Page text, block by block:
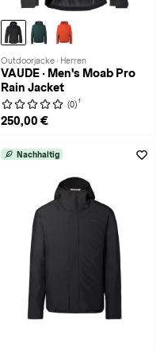
Outdoorjacke · Herren
VAUDE · Men's Moab Pro
Rain Jacket
(0) 1
250,00 €
Nachhaltig